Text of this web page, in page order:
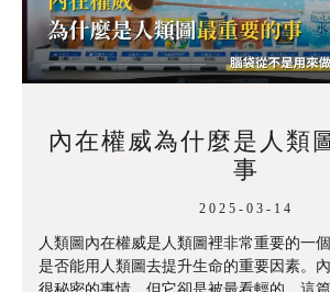
內在權威為什麼是人類
事
2025-03-14
人類圖內在權威是人類圖裡非常重要的一
是否能用人類圖去提升生命的重要因素。
很秘密的事情，但它卻是被最看輕的。這